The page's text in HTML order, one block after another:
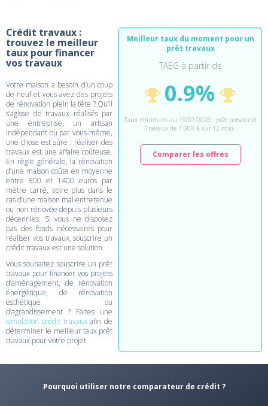
Crédit travaux :
trouvez le meilleur
taux pour financer
vos travaux
Votre maison a besoin d’un coup
de neuf et vous avez des projets
de rénovation plein la tête ? Qu’il
s’agisse de travaux réalisés par
une entreprise, un artisan
indépendant ou par vous-même,
une chose est sûre : réaliser des
travaux est une affaire coûteuse.
En règle générale, la rénovation
d’une maison coûte en moyenne
entre 800 et 1400 euros par
mètre carré, voire plus dans le
cas d’une maison mal entretenue
ou non rénovée depuis plusieurs
décennies. Si vous ne disposez
pas des fonds nécessaires pour
réaliser vos travaux, souscrire un
crédit travaux est une solution.
Vous souhaitez souscrire un prêt
travaux pour financer vos projets
d’aménagement, de rénovation
énergétique, de rénovation
esthétique ou
d’agrandissement ? Faites une
simulation crédit travauxafin de
déterminer le meilleur taux prêt
travaux pour votre projet.
Meilleur taux du moment pour un
prêt travaux
TAEG à partir de
0.9%
Taux minimum au 19/07/2026 : prêt personnel
Travaux de 7 000 € sur 12 mois.
Comparer les offres
Pourquoi utiliser notre comparateur de crédit ?